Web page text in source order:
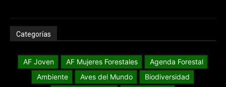
Categorías
AF Joven AF Mujeres Forestales
Agenda Forestal
Ambiente
Aves del Mundo
Biodiversidad